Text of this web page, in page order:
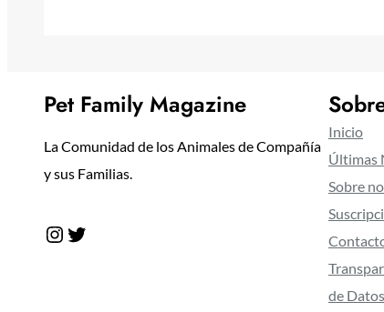
Pet Family Magazine
La Comunidad de los Animales de Compañía
y sus Familias.
Instagram Twitter
Inicio
Últimas
Sobre
de Datos